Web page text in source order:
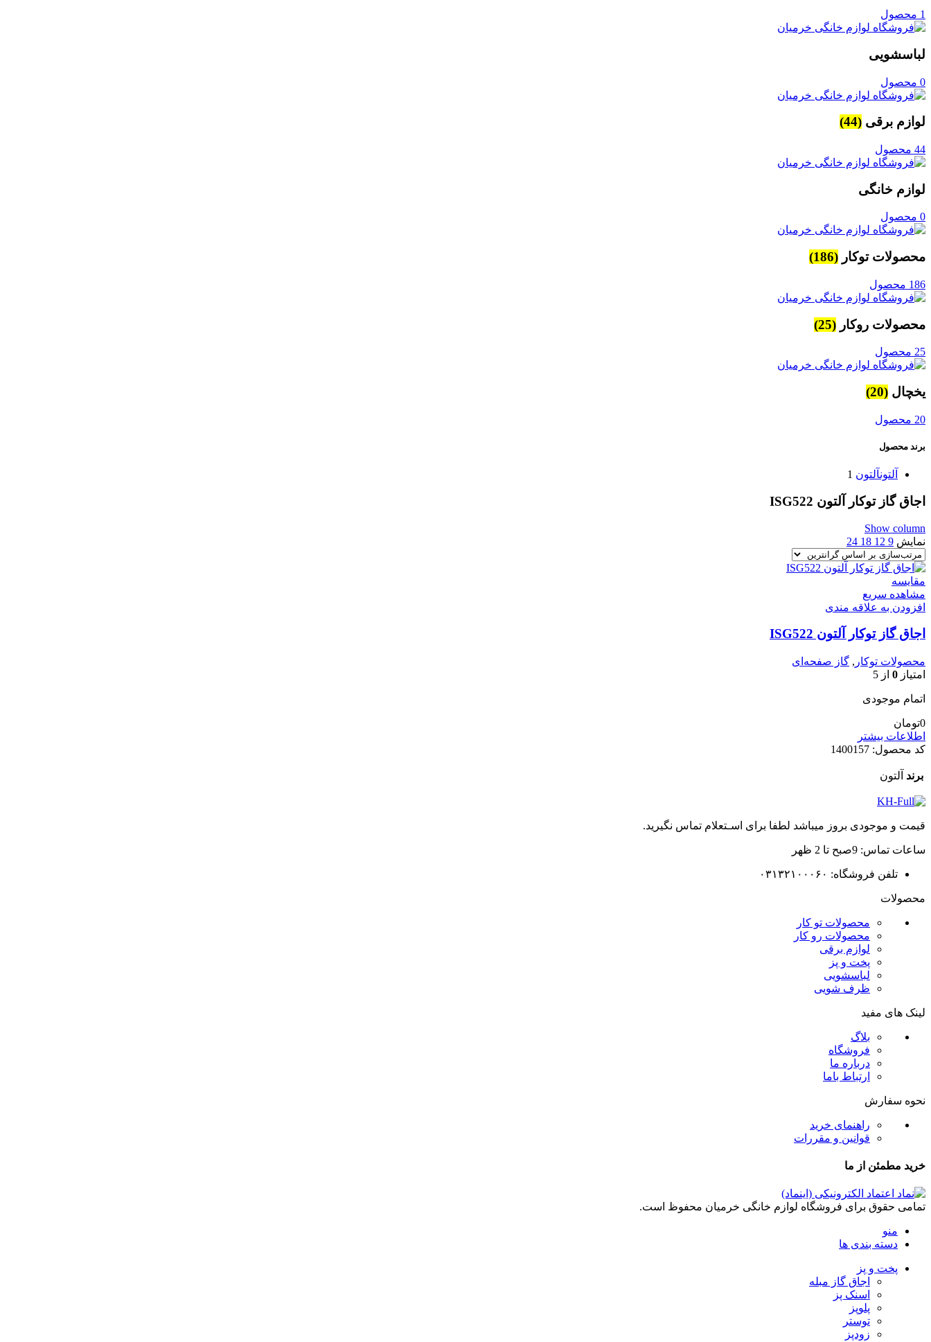
1 محصول
لباسشویی
0 محصول
لوازم برقی (44)
44 محصول
لوازم خانگی
0 محصول
محصولات توکار (186)
186 محصول
محصولات روکار (25)
25 محصول
یخچال (20)
20 محصول
برند محصول
آلتونآلتون 1
اجاق گاز توکار آلتون ISG522
Show column
نمایش 9
12
18
24
مقایسه
مشاهده سریع
افزودن به علاقه مندی
اجاق گاز توکار آلتون ISG522
محصولات توکار , گاز صفحه‌ای
امتیاز 0 از 5
اتمام موجودی
0تومان
اطلاعات بیشتر
کد محصول: 1400157
برند آلتون
قیمت و موجودی بروز میباشد لطفا برای اسـتعلام تماس نگیرید.
ساعات تماس: 9صبح تا 2 ظهر
تلفن فروشگاه: ۰۳۱۳۲۱۰۰۰۶۰
محصولات
محصولات تو کار
محصولات رو کار
لوازم برقی
پخت و پز
لباسشویی
ظرف شویی
لینک های مفید
بلاگ
فروشگاه
درباره ما
ارتباط باما
نحوه سفارش
راهنمای خرید
قوانین و مقررات
خرید مطمئن از ما
تمامی حقوق برای فروشگاه لوازم خانگی خرمیان محفوظ است.
منو
دسته بندی ها
پخت و پز
اجاق گاز مبله
اسنک پز
پلوپز
توستر
زودپز